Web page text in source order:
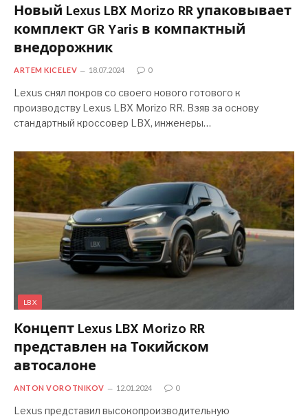
Новый Lexus LBX Morizo ​​RR упаковывает
комплект GR Yaris в компактный
внедорожник
ARTEM KICELEV 18.07.2024 0
Lexus снял покров со своего нового готового к
производству Lexus LBX Morizo ​​RR. Взяв за основу
стандартный кроссовер LBX, инженеры…
LBX
Концепт Lexus LBX Morizo ​​RR
представлен на Токийском
автосалоне
ANTON VOROTNIKOV 12.01.2024 0
Lexus представил высокопроизводительную